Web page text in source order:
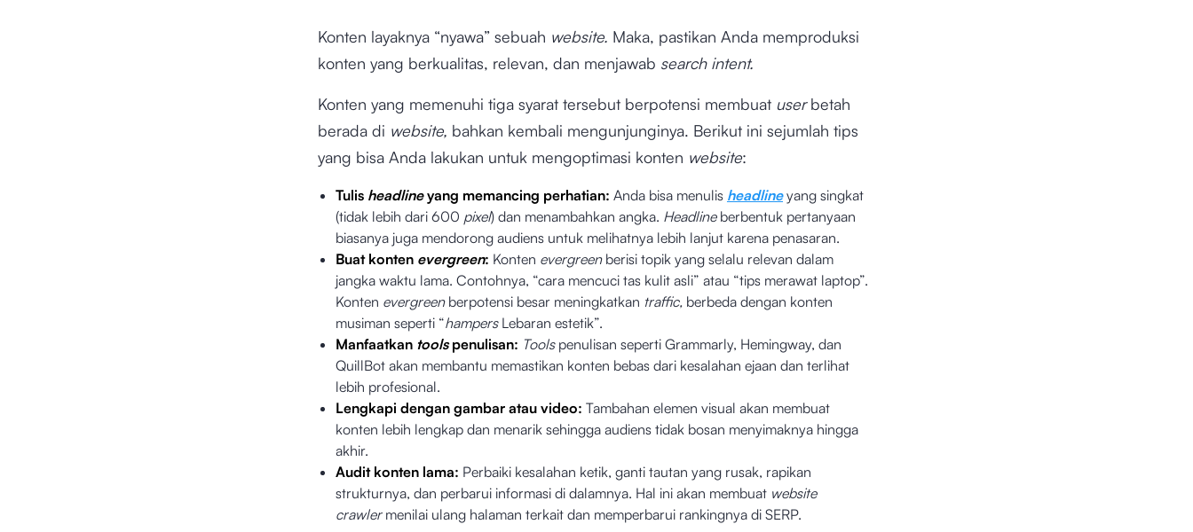
Konten layaknya “nyawa” sebuah website. Maka, pastikan Anda memproduksi
konten yang berkualitas, relevan, dan menjawab search intent.
Konten yang memenuhi tiga syarat tersebut berpotensi membuat userbetah
berada di website, bahkan kembali mengunjunginya. Berikut ini sejumlah tips
yang bisa Anda lakukan untuk mengoptimasi konten website:
Tulis headlineyang memancing perhatian: Anda bisa menulis headline yang singkat
(tidak lebih dari 600 pixel) dan menambahkan angka. Headline berbentuk pertanyaan
biasanya juga mendorong audiens untuk melihatnya lebih lanjut karena penasaran.
Buat konten evergreen: Konten evergreen berisi topik yang selalu relevan dalam
jangka waktu lama. Contohnya, “cara mencuci tas kulit asli” atau “tips merawat laptop”.
Konten evergreen berpotensi besar meningkatkan traffic, berbeda dengan konten
musiman seperti “hampers Lebaran estetik”.
Manfaatkan toolspenulisan: Tools penulisan seperti Grammarly, Hemingway, dan
QuillBot akan membantu memastikan konten bebas dari kesalahan ejaan dan terlihat
lebih profesional.
Lengkapi dengan gambar atau video: Tambahan elemen visual akan membuat
konten lebih lengkap dan menarik sehingga audiens tidak bosan menyimaknya hingga
akhir.
Audit konten lama: Perbaiki kesalahan ketik, ganti tautan yang rusak, rapikan
strukturnya, dan perbarui informasi di dalamnya. Hal ini akan membuat website
crawler menilai ulang halaman terkait dan memperbarui rankingnya di SERP.